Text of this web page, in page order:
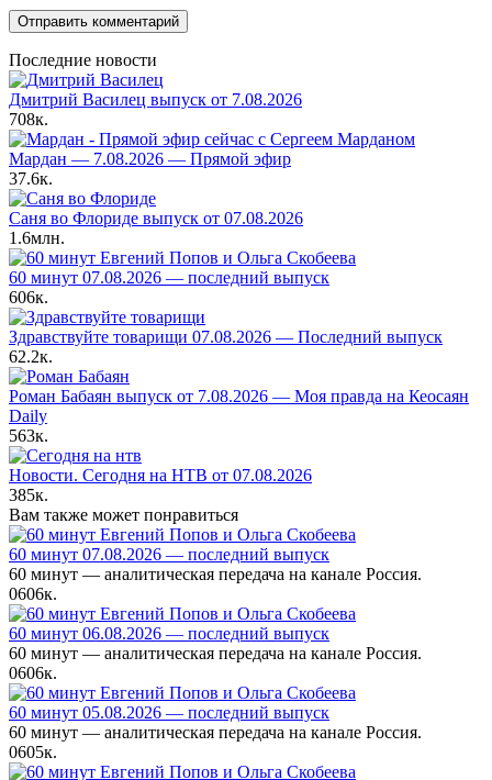
Последние новости
Дмитрий Василец выпуск от 7.08.2026
708к.
Мардан — 7.08.2026 — Прямой эфир
37.6к.
Саня во Флориде выпуск от 07.08.2026
1.6млн.
60 минут 07.08.2026 — последний выпуск
606к.
Здравствуйте товарищи 07.08.2026 — Последний выпуск
62.2к.
Роман Бабаян выпуск от 7.08.2026 — Моя правда на Кеосаян
Daily
563к.
Новости. Сегодня на НТВ от 07.08.2026
385к.
Вам также может понравиться
60 минут 07.08.2026 — последний выпуск
60 минут — аналитическая передача на канале Россия.
0606к.
60 минут 06.08.2026 — последний выпуск
60 минут — аналитическая передача на канале Россия.
0606к.
60 минут 05.08.2026 — последний выпуск
60 минут — аналитическая передача на канале Россия.
0605к.